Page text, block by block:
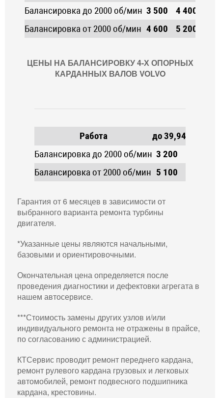
Балансировка до 2000 об/мин 3 500 4 400
Балансировка от 2000 об/мин 4 600 5 200
ЦЕНЫ НА БАЛАНСИРОВКУ 4-Х ОПОРНЫХ
КАРДАННЫХ ВАЛОВ VOLVO
Работа
до 39,940-49,9
Балансировка до 2000 об/мин 3 200
Балансировка от 2000 об/мин 5 100
Гарантия от 6 месяцев в зависимости от
выбранного варианта ремонта турбины
двигателя.
*Указанные цены являются начальными,
базовыми и ориентировочными.
Окончательная цена определяется после
проведения диагностики и дефектовки агрегата в
нашем автосервисе.
***Стоимость замены других узлов и/или
индивидуального ремонта не отражены в прайсе,
по согласованию с администрацией.
КТСервис проводит ремонт переднего кардана,
ремонт рулевого кардана грузовых и легковых
автомобилей, ремонт подвесного подшипника
кардана, крестовины.